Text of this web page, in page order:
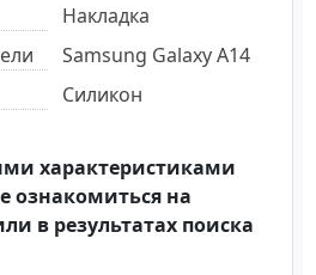
Накладка
Samsung Galaxy A14
Силикон
характеристиками
ознакомиться на
в результатах поиска